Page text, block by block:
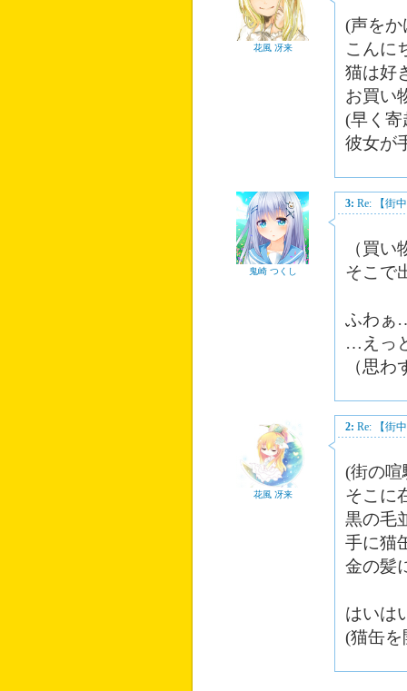
花風 冴来
(声をか
こんに
猫は好
お買い
(早く
彼女が
鬼崎 つくし
3: Re: 【街
（買
そこで
ふわぁ
…えっ
（思
花風 冴来
2: Re: 【街
(街の
そこに
黒の毛
手に猫
金の髪
はいは
(猫缶